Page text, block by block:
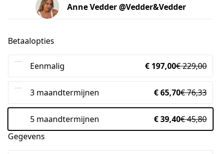
Anne Vedder @Vedder&Vedder
Betaalopties
Eenmalig € 197,00€ 229,00
3 maandtermijnen € 65,70€ 76,33
5 maandtermijnen € 39,40€ 45,80
Gegevens